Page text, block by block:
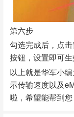
第六步
勾选完成后，点
按钮，设置即可生
以上就是华军小
示传输速度以及
啦，希望能帮到您